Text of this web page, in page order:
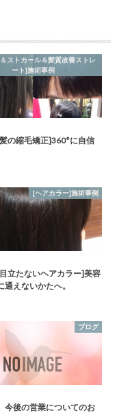
ストカール＆髪質改善ストレ
ート]施術事例
の縮毛矯正]360°に自信
[ヘアカラー]施術事例
立たないヘアカラー]美容
通えないかたへ。
ブログ
今後の営業についてのお